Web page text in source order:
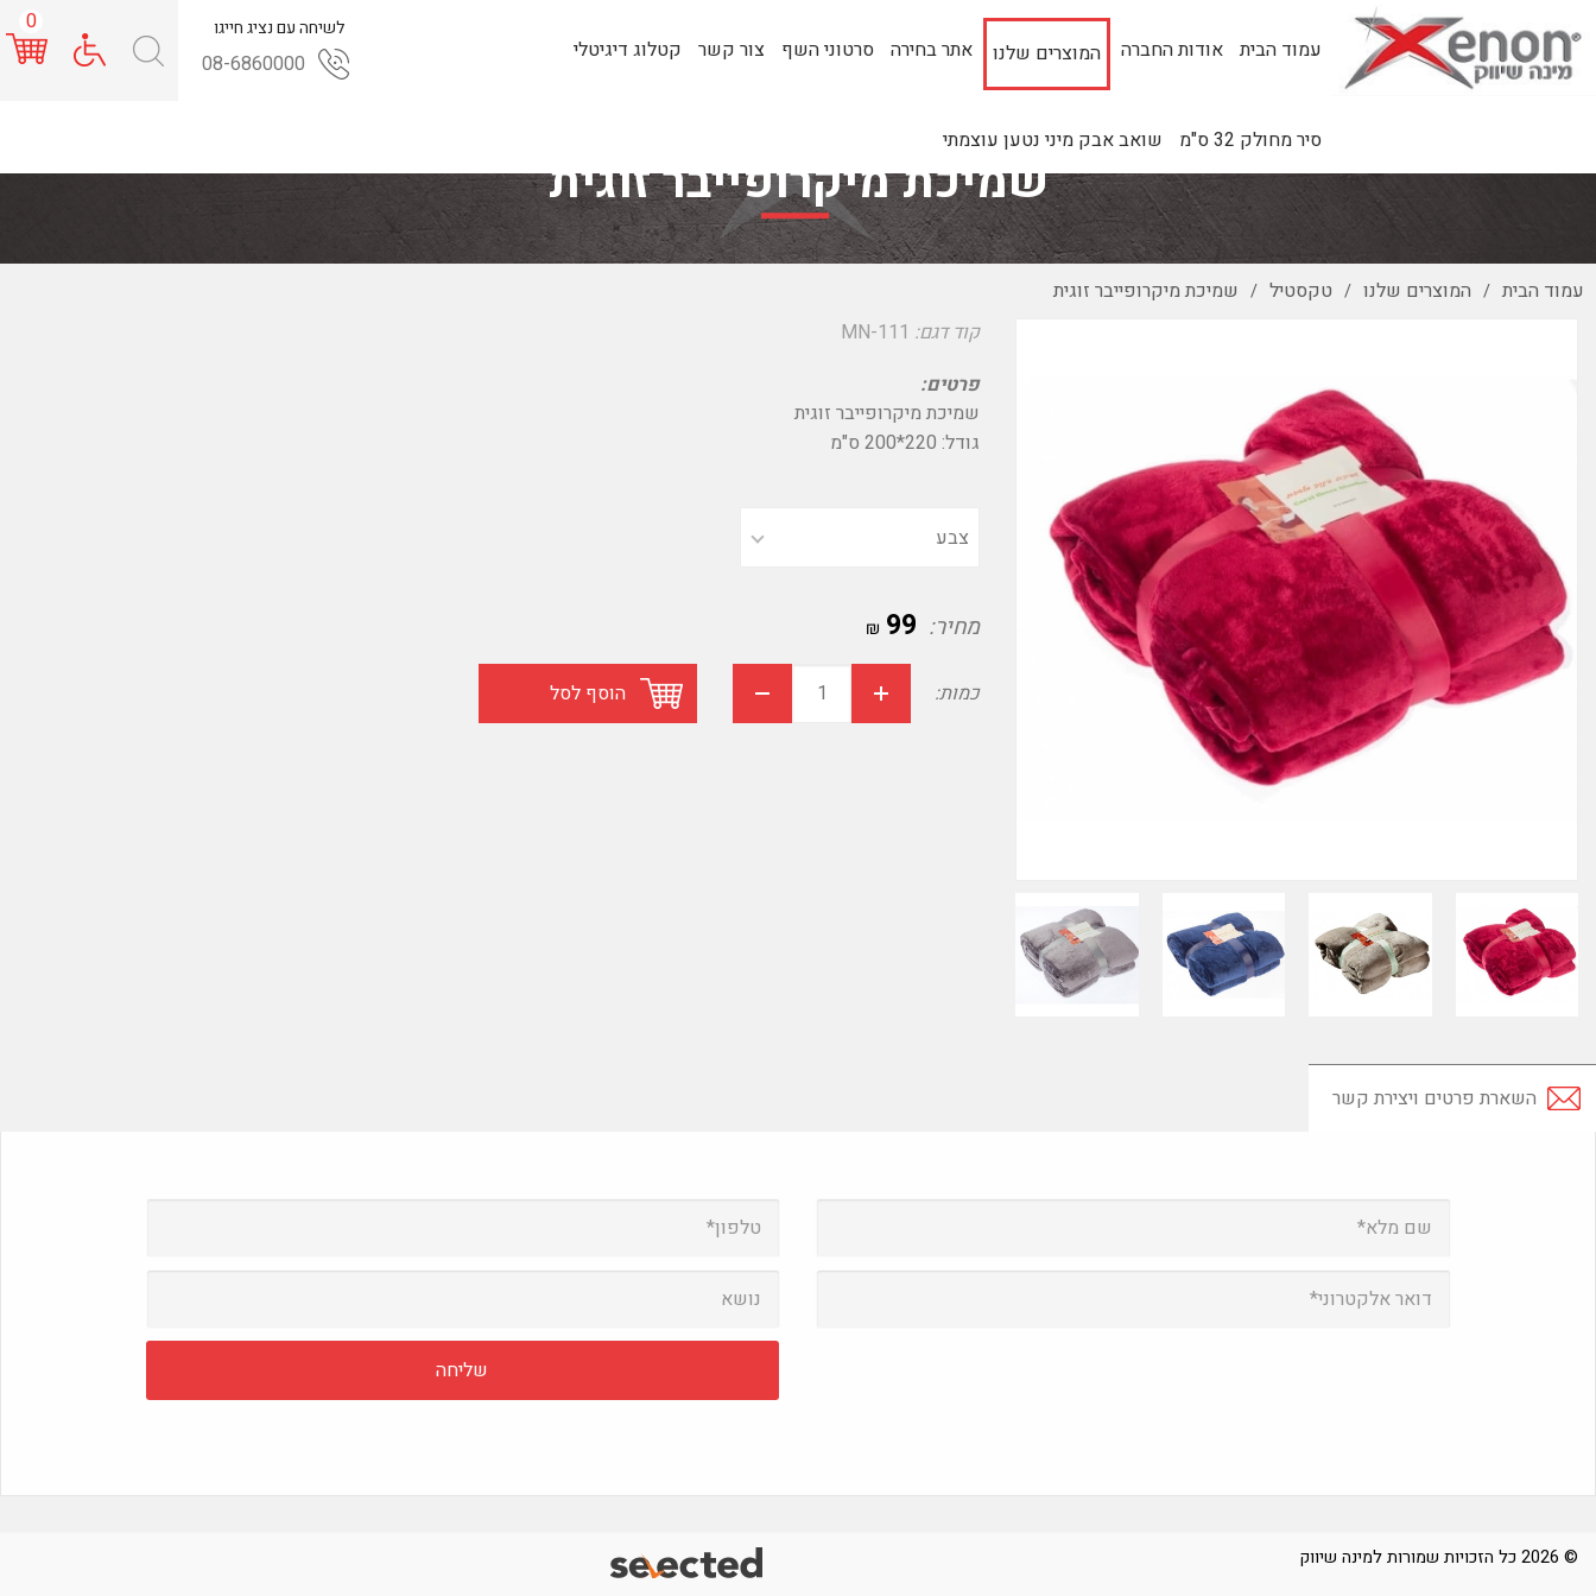
עמוד הבית אודות החברה המוצרים שלנו אתר בחירה סרטוני השף צור קשר קטלוג דיגיטלי
סיר מחולק 32 ס"מ שואב אבק מיני נטען עוצמתי
0 לשיחה עם נציג חייגו
08-6860000
שמיכת מיקרופייבר זוגית
עמוד הבית / המוצרים שלנו / טקסטיל / שמיכת מיקרופייבר זוגית
קוד דגם: MN-111
פרטים:
שמיכת מיקרופייבר זוגית
גודל: 220*200 ס"מ
מחיר: 99
₪
כמות: הוסף לסל
השארת פרטים ויצירת קשר
© 2026 כל הזכויות שמורות למינה שיווק